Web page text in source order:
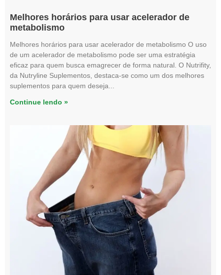
Melhores horários para usar acelerador de
metabolismo
Melhores horários para usar acelerador de metabolismo O uso
de um acelerador de metabolismo pode ser uma estratégia
eficaz para quem busca emagrecer de forma natural. O Nutrifity,
da Nutryline Suplementos, destaca-se como um dos melhores
suplementos para quem deseja
Continue lendo »